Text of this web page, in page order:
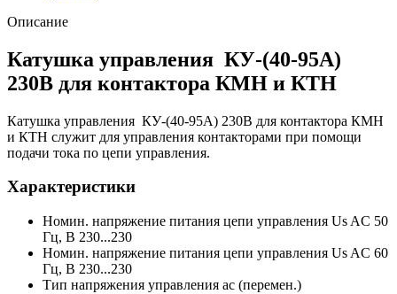
Описание
Катушка управления КУ-(40-95А)
230В для контактора КМН и КТН
Катушка управления КУ-(40-95А) 230В для контактора КМН
и КТН служит для управления контакторами при помощи
подачи тока по цепи управления.
Характеристики
Номин. напряжение питания цепи управления Us AC 50
Гц, В 230...230
Номин. напряжение питания цепи управления Us AC 60
Гц, В 230...230
Тип напряжения управления ac (перемен.)